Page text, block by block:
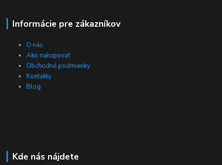
Informácie pre zákazníkov
O nás
Ako nakupovať
Obchodné podmienky
Kontakty
Blog
Kde nás nájdete